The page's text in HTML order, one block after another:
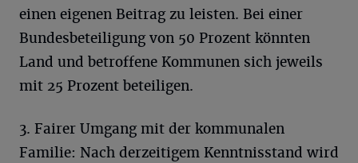
einen eigenen Beitrag zu leisten. Bei einer
Bundesbeteiligung von 50 Prozent könnten
Land und betroffene Kommunen sich jeweils
mit 25 Prozent beteiligen.
3. Fairer Umgang mit der kommunalen
Familie: Nach derzeitigem Kenntnisstand wird